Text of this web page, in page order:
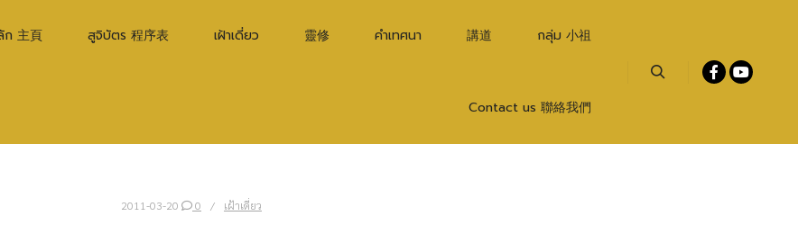
ก 主頁 สูจิบัตร 程序表 เฝ้าเดี่ยว 靈修 คำเทศนา 講道 กลุ่ม 小祖
Contact us 聯絡我們
2011-03-20 0 เฝ้าเดี่ยว